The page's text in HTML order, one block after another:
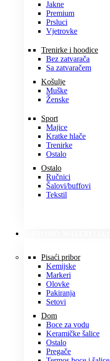
Jakne
Premium
Prsluci
Vjetrovke
Trenirke i hoodice
Bez zatvarača
Sa zatvaračem
Košulje
Muške
Ženske
Sport
Majice
Kratke hlače
Trenirke
Ostalo
Ostalo
Ručnici
Šalovi/buffovi
Tekstil
Pisaći pribor
Kemijske
Markeri
Olovke
Pakiranja
Setovi
Dom
Boce za vodu
Keramičke šalice
Ostalo
Pregače